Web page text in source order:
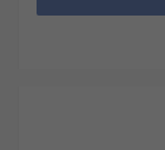
れ、モータ